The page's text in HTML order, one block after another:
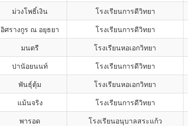
ม่วงโพธิ์เงิน โรงเรียนการดีวิทยา
อิศรางกูร ณ อยุธยา โรงเรียนการดีวิทยา
มนตรี โรงเรียนหอเอกวิทยา
ปานัอยนนท์ โรงเรียนการดีวิทยา
พันธุ์ตุ้ม โรงเรียนหอเอกวิทยา
แม้นจริง โรงเรียนการดีวิทยา
พารอด โรงเรียนอนุบาลสระแก้ว